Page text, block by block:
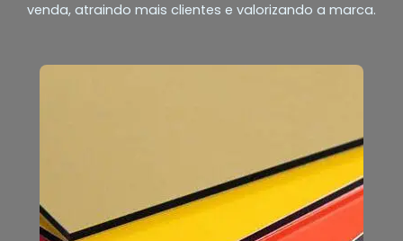
venda, atraindo mais clientes e valorizando a marca.